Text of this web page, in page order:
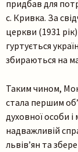
придбав для
с. Кривка. За
церкви (1931
гуртується
збираються на
Таким чином,
стала першим
духовної особи
надважливій
львів’ян та